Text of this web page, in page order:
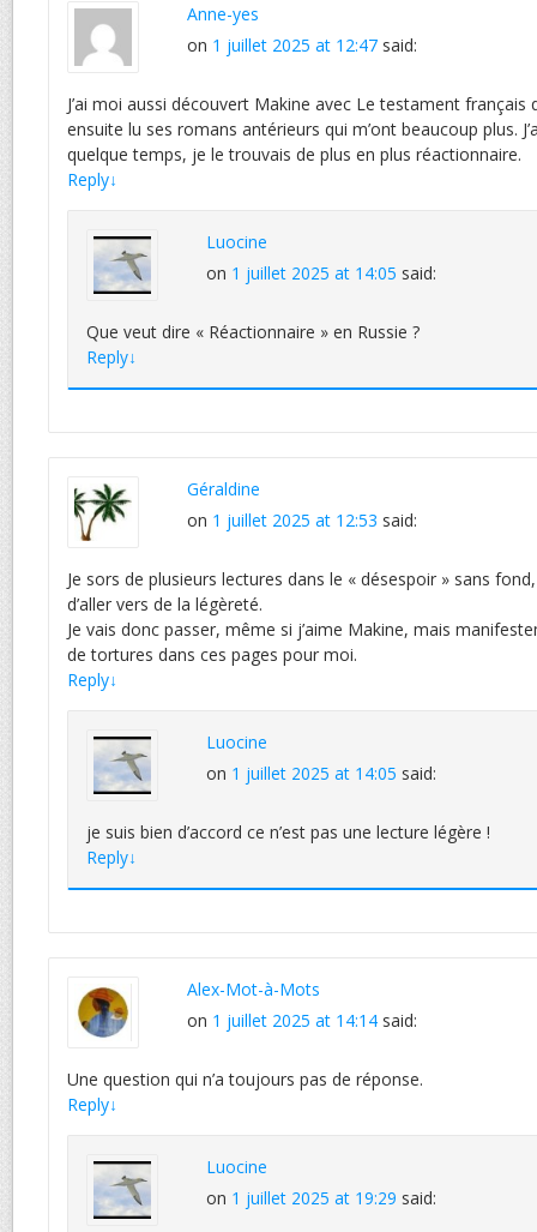
Anne-yes
on 1 juillet 2025 at 12:47 said:
J’ai moi aussi découvert Makine avec Le testament français
ensuite lu ses romans antérieurs qui m’ont beaucoup plus.
quelque temps, je le trouvais de plus en plus réactionnaire.
Reply↓
Luocine
on 1 juillet 2025 at 14:05 said:
Que veut dire « Réactionnaire » en Russie ?
Reply↓
Géraldine
on 1 juillet 2025 at 12:53 said:
Je sors de plusieurs lectures dans le « désespoir » sans
d’aller vers de la légèreté.
Je vais donc passer, même si j’aime Makine, mais
de tortures dans ces pages pour moi.
Reply↓
Luocine
on 1 juillet 2025 at 14:05 said:
je suis bien d’accord ce n’est pas une lecture légère !
Reply↓
Alex-Mot-à-Mots
on 1 juillet 2025 at 14:14 said:
Une question qui n’a toujours pas de réponse.
Reply↓
Luocine
on 1 juillet 2025 at 19:29 said: